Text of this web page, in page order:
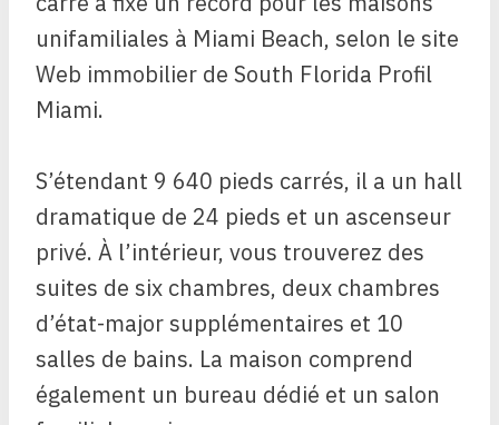
unifamiliales à Miami Beach, selon le site
Web immobilier de South Florida Profil
Miami.
S’étendant 9 640 pieds carrés, il a un hall
dramatique de 24 pieds et un ascenseur
privé. À l’intérieur, vous trouverez des
suites de six chambres, deux chambres
d’état-major supplémentaires et 10
salles de bains. La maison comprend
également un bureau dédié et un salon